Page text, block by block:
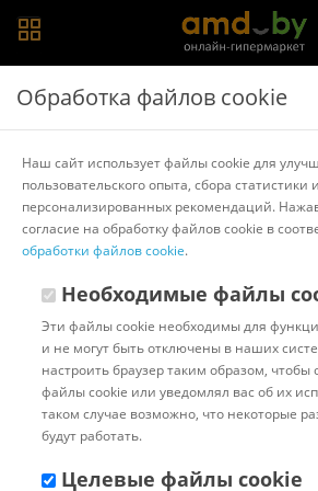
Главная > Каталог товаров
Barum Зимние Летние Белшина
Летние шины 195/65 R15
205/55 R16
Летние шины 205/55 R16
225/55 R17
Сортировать: Популярные
2700 В наличии
Ice Zero
95H
с 18:00 до
Обработка файлов cookie
Наш сайт использует файлы cookie для
пользовательского опыта, сбора статистики
персонализированных рекомендаций.
согласие на обработку файлов cookie в
обработки файлов cookie.
Необходимые файлы
Эти файлы cookie необходимы для
и не могут быть отключены в наших
настроить браузер таким образом, чтобы
файлы cookie или уведомлял вас об их
таком случае возможно, что некоторые
будут работать.
Целевые файлы cookie